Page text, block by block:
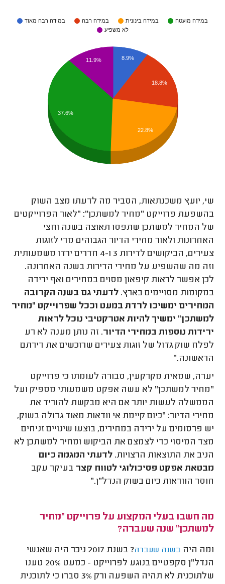
במידה רבה מאוד במידה רבה במידה בינונית
במידה מועטה
לא משפיע
8.9%
18.8%
11.9%
37.6%
22.8%
שי, יועץ משכנתאות, הסביר מה לדעתו מצב השוק
בהשפעת פרוייקט "מחיר למשתכן": "לאור הפרוייקטים
של המחיר למשתכן שתפסו תאוצה בשנה וחצי
האחרונות ולאור מחירי הדיור הגבוהים מדי לזוגות
צעירים, הביקושים לדירות 3 ו-4 חדרים ירדו משמעותית
וזה מה שהשפיע על מחירי הדירות בשנה האחרונה.
לכן אפשר לראות קיפאון מסוים במחירים ואף ירידה
במקומות מסויימים בארץ.לדעתי גם בשנה הקרובה
המחירים ימשיכו לרדת במעט וככל שפרוייקט "מחיר
למשתכן" ימשיך להיות אטרקטיבי נוכל לראות
ירידות נוספות במחירי הדיור. זה נותן מענה לא רע
לפלח שוק גדול של זוגות צעירים שרוכשים את דירתם
הראשונה."
יערה, שמאית מקרקעין, סבורה לעומתו כי פרוייקט
"מחיר למשתכן" לא עשה אפקט משמעותי מספיק ועל
הממשלה לעשות יותר אם היא מבקשת להוריד את
מחירי הדיור: "כיום קיימת אי וודאות מאוד גדולה בשוק,
יש פרסומים על ירידה במחירים, בוצעו שינויים זניחים
מצד המיסוי כדי לצמצם את הביקוש ומחיר למשתכן לא
הניב את התוצאות הרצויות.לדעתי המגמה כיום
מבטאת אפקט פסיכולוגי לטווח קצר בעיקר עקב
חוסר הוודאות כיום בשוק הנדל"ן."
מה חשבו בעלי המקצוע על פרוייקט "מחיר
למשתכן" שנה שעברה?
ומה היה בשנה שעברה
? בשנת 2017 ניכר היה שאנשי
הנדל"ן סקפטיים בנוגע לפרוייקט - כמעט 20% טענו
שלתוכנית לא תהיה השפעה ורק 3% סברו כי לתוכנית